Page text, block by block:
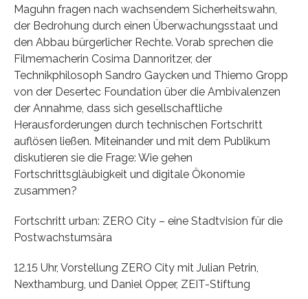
Maguhn fragen nach wachsendem Sicherheitswahn,
der Bedrohung durch einen Überwachungsstaat und
den Abbau bürgerlicher Rechte. Vorab sprechen die
Filmemacherin Cosima Dannoritzer, der
Technikphilosoph Sandro Gaycken und Thiemo Gropp
von der Desertec Foundation über die Ambivalenzen
der Annahme, dass sich gesellschaftliche
Herausforderungen durch technischen Fortschritt
auflösen ließen. Miteinander und mit dem Publikum
diskutieren sie die Frage: Wie gehen
Fortschrittsgläubigkeit und digitale Ökonomie
zusammen?
Fortschritt urban: ZERO City – eine Stadtvision für die
Postwachstumsära
12.15 Uhr, Vorstellung ZERO City mit Julian Petrin,
Nexthamburg, und Daniel Opper, ZEIT-Stiftung